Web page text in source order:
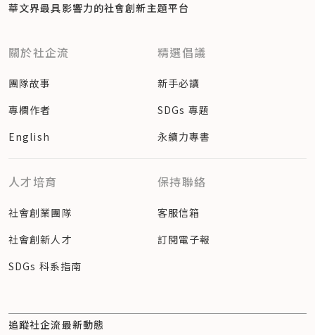
華文界最具影響力的社會創新主題平台
關於社企流
團隊故事
專欄作者
English
精選倡議
新手必讀
SDGs 專題
永續力專書
人才培育
社會創業團隊
社會創新人才
SDGs 科系指南
保持聯絡
客服信箱
訂閱電子報
追蹤社企流最新動態